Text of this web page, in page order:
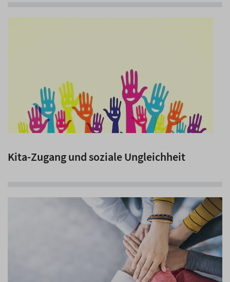
Kita-Zugang und soziale Ungleichheit